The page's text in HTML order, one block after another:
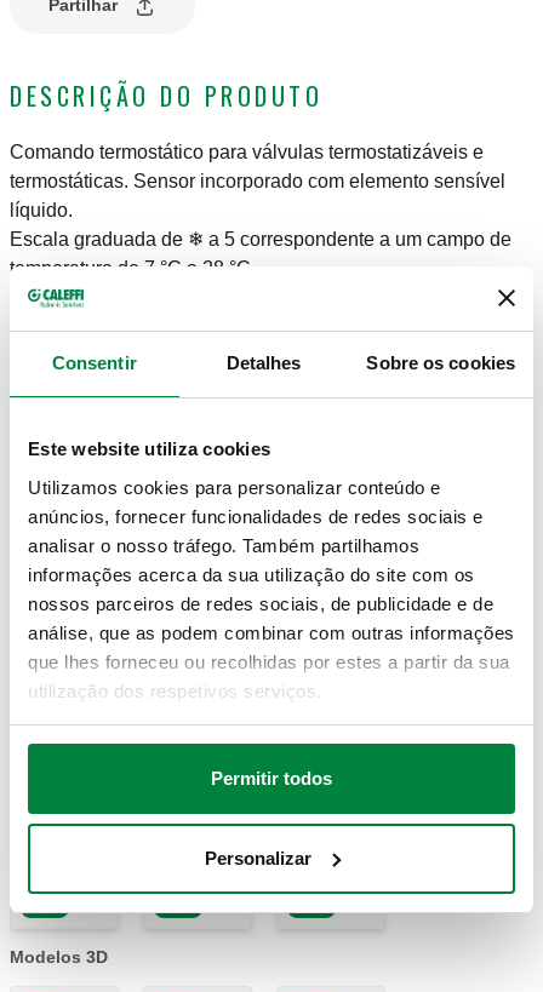
Consentir Detalhes Sobre os cookies
Este website utiliza cookies
Utilizamos cookies para personalizar conteúdo e
anúncios, fornecer funcionalidades de redes sociais e
analisar o nosso tráfego. Também partilhamos
informações acerca da sua utilização do site com os
nossos parceiros de redes sociais, de publicidade e de
análise, que as podem combinar com outras informações
que lhes forneceu ou recolhidas por estes a partir da sua
utilização dos respetivos serviços.
Permitir todos
Personalizar
Partilhar
DESCRIÇÃO DO PRODUTO
Comando termostático para válvulas termostatizáveis e
termostáticas. Sensor incorporado com elemento sensível
líquido.
Escala graduada de ❄ a 5 correspondente a um campo de
temperatura de 7 °C a 28 °C.
Com adaptador.
NOTE
455, 456, 230, 231, 232, 233, 234, 237, 220, 221, 222, 223,
224, 225, 226 e 227.
DESENHOS E ESPECIFICAÇÕES
Código artigo
Desenhos 2D
Modelos 3D